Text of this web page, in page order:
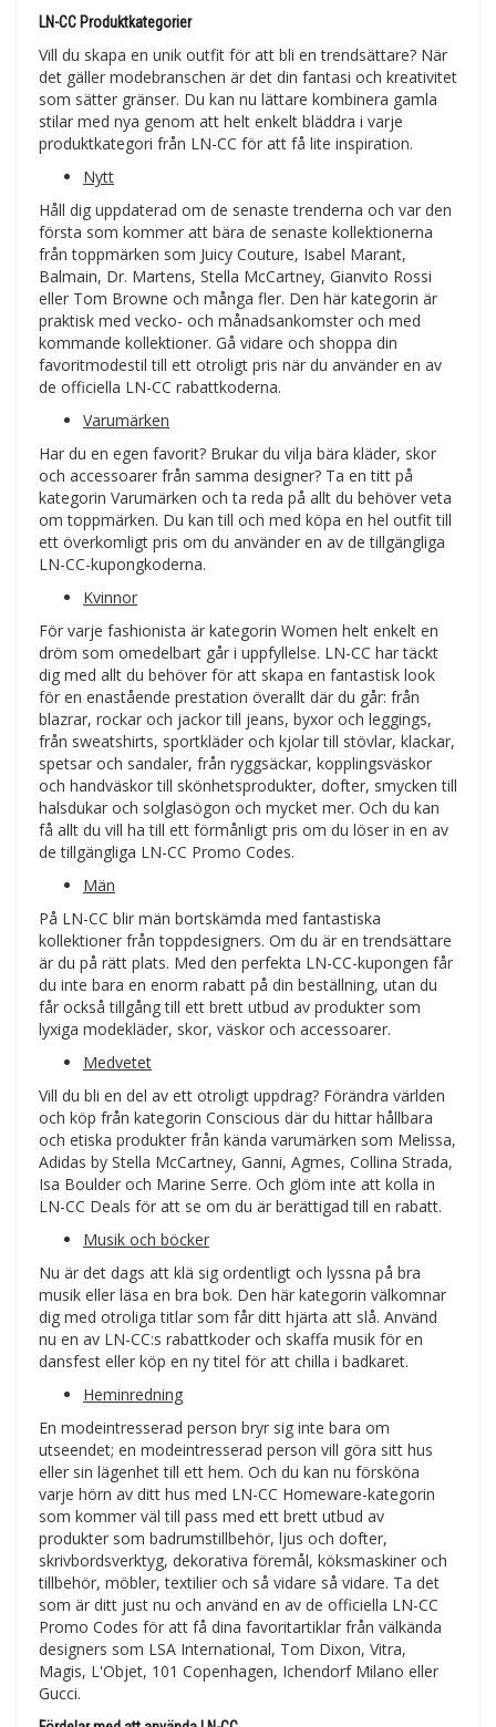
LN-CC Produktkategorier
Vill du skapa en unik outfit för att bli en trendsättare? När
det gäller modebranschen är det din fantasi och kreativitet
som sätter gränser. Du kan nu lättare kombinera gamla
stilar med nya genom att helt enkelt bläddra i varje
produktkategori från LN-CC för att få lite inspiration.
Nytt
Håll dig uppdaterad om de senaste trenderna och var den
första som kommer att bära de senaste kollektionerna
från toppmärken som Juicy Couture, Isabel Marant,
Balmain, Dr. Martens, Stella McCartney, Gianvito Rossi
eller Tom Browne och många fler. Den här kategorin är
praktisk med vecko- och månadsankomster och med
kommande kollektioner. Gå vidare och shoppa din
favoritmodestil till ett otroligt pris när du använder en av
de officiella LN-CC rabattkoderna.
Varumärken
Har du en egen favorit? Brukar du vilja bära kläder, skor
och accessoarer från samma designer? Ta en titt på
kategorin Varumärken och ta reda på allt du behöver veta
om toppmärken. Du kan till och med köpa en hel outfit till
ett överkomligt pris om du använder en av de tillgängliga
LN-CC-kupongkoderna.
Kvinnor
För varje fashionista är kategorin Women helt enkelt en
dröm som omedelbart går i uppfyllelse. LN-CC har täckt
dig med allt du behöver för att skapa en fantastisk look
för en enastående prestation överallt där du går: från
blazrar, rockar och jackor till jeans, byxor och leggings,
från sweatshirts, sportkläder och kjolar till stövlar, klackar,
spetsar och sandaler, från ryggsäckar, kopplingsväskor
och handväskor till skönhetsprodukter, dofter, smycken till
halsdukar och solglasögon och mycket mer. Och du kan
få allt du vill ha till ett förmånligt pris om du löser in en av
de tillgängliga LN-CC Promo Codes.
Män
På LN-CC blir män bortskämda med fantastiska
kollektioner från toppdesigners. Om du är en trendsättare
är du på rätt plats. Med den perfekta LN-CC-kupongen får
du inte bara en enorm rabatt på din beställning, utan du
får också tillgång till ett brett utbud av produkter som
lyxiga modekläder, skor, väskor och accessoarer.
Medvetet
Vill du bli en del av ett otroligt uppdrag? Förändra världen
och köp från kategorin Conscious där du hittar hållbara
och etiska produkter från kända varumärken som Melissa,
Adidas by Stella McCartney, Ganni, Agmes, Collina Strada,
Isa Boulder och Marine Serre. Och glöm inte att kolla in
LN-CC Deals för att se om du är berättigad till en rabatt.
Musik och böcker
Nu är det dags att klä sig ordentligt och lyssna på bra
musik eller läsa en bra bok. Den här kategorin välkomnar
dig med otroliga titlar som får ditt hjärta att slå. Använd
nu en av LN-CC:s rabattkoder och skaffa musik för en
dansfest eller köp en ny titel för att chilla i badkaret.
Heminredning
En modeintresserad person bryr sig inte bara om
utseendet; en modeintresserad person vill göra sitt hus
eller sin lägenhet till ett hem. Och du kan nu försköna
varje hörn av ditt hus med LN-CC Homeware-kategorin
som kommer väl till pass med ett brett utbud av
produkter som badrumstillbehör, ljus och dofter,
skrivbordsverktyg, dekorativa föremål, köksmaskiner och
tillbehör, möbler, textilier och så vidare så vidare. Ta det
som är ditt just nu och använd en av de officiella LN-CC
Promo Codes för att få dina favoritartiklar från välkända
designers som LSA International, Tom Dixon, Vitra,
Magis, L'Objet, 101 Copenhagen, Ichendorf Milano eller
Gucci.